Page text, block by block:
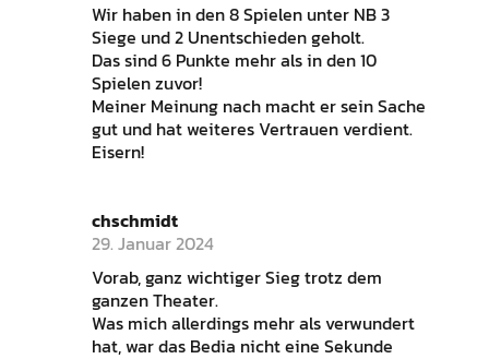
Wir haben in den 8 Spielen unter NB 3
Siege und 2 Unentschieden geholt.
Das sind 6 Punkte mehr als in den 10
Spielen zuvor!
Meiner Meinung nach macht er sein Sache
gut und hat weiteres Vertrauen verdient.
Eisern!
chschmidt
29. Januar 2024
Vorab, ganz wichtiger Sieg trotz dem
ganzen Theater.
Was mich allerdings mehr als verwundert
hat, war das Bedia nicht eine Sekunde